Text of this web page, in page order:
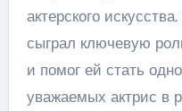
актерского
сыграл ключевую
и помог ей стать
уважаемых актрис в